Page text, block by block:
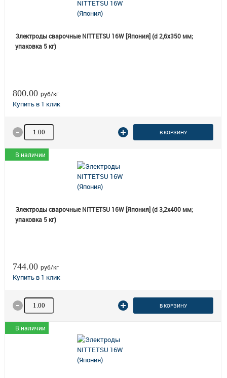
Электроды сварочные NITTETSU 16W [Япония] (d 2,6х350 мм;
упаковка 5 кг)
800.00 руб/кг
Количество товара В КОРЗИНУ
В наличии
Электроды сварочные NITTETSU 16W [Япония] (d 3,2х400 мм;
упаковка 5 кг)
744.00 руб/кг
Количество товара В КОРЗИНУ
В наличии